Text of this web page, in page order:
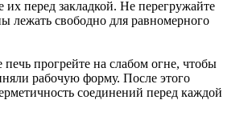
их перед закладкой. Не перегружайте
лежать свободно для равномерного
прогрейте на слабом огне, чтобы
рабочую форму. После этого
соединений перед каждой